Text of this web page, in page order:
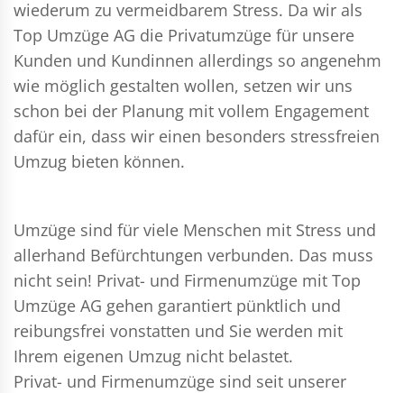
wiederum zu vermeidbarem Stress. Da wir als
Top Umzüge AG die Privatumzüge für unsere
Kunden und Kundinnen allerdings so angenehm
wie möglich gestalten wollen, setzen wir uns
schon bei der Planung mit vollem Engagement
dafür ein, dass wir einen besonders stressfreien
Umzug bieten können.
Umzüge sind für viele Menschen mit Stress und
allerhand Befürchtungen verbunden. Das muss
nicht sein! Privat- und Firmenumzüge mit Top
Umzüge AG gehen garantiert pünktlich und
reibungsfrei vonstatten und Sie werden mit
Ihrem eigenen Umzug nicht belastet.
Privat- und Firmenumzüge sind seit unserer